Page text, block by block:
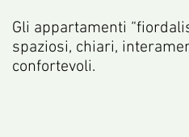
Gli appartamenti
spaziosi, chiari,
confortevoli.